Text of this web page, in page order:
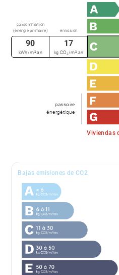
Viviendas
passoire
énergétique
consommation
(énergie primaire)
émission
90
kWh/m².an
17
kg CO₂/m².an
Bajas emisiones de CO2